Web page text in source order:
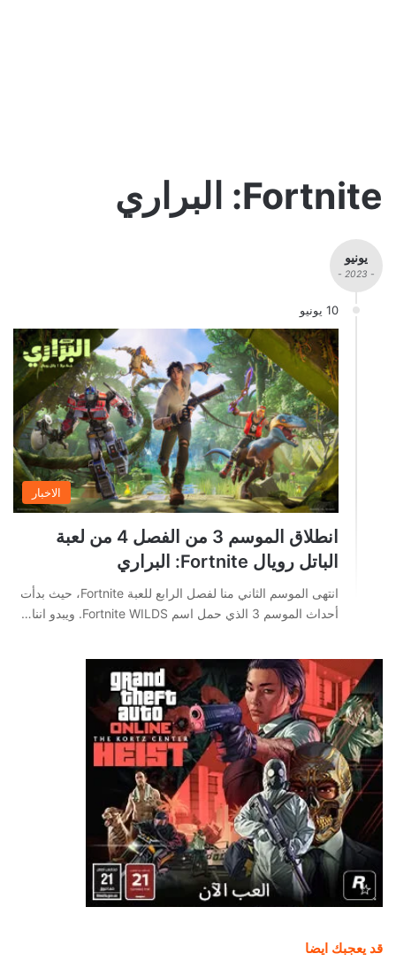
Fortnite: البراري
يونيو
- 2023 -
10 يونيو
الاخبار
انطلاق الموسم 3 من الفصل 4 من لعبة
الباتل رويال Fortnite: البراري
انتهى الموسم الثاني منا لفصل الرابع للعبة Fortnite، حيث بدأت
أحداث الموسم 3 الذي حمل اسم Fortnite WILDS. ويبدو اننا…
قد يعجبك ايضا